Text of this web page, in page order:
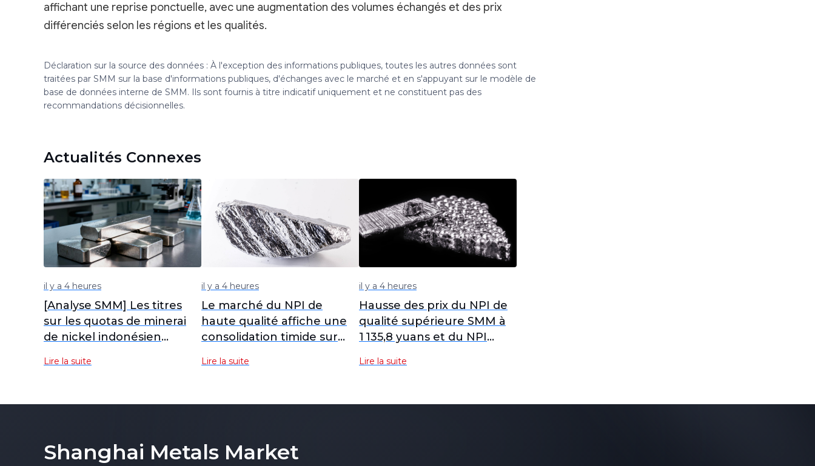
affichant une reprise ponctuelle, avec une augmentation des volumes échangés et des prix
différenciés selon les régions et les qualités.
Déclaration sur la source des données : À l'exception des informations publiques, toutes les autres données sont
traitées par SMM sur la base d'informations publiques, d'échanges avec le marché et en s'appuyant sur le modèle de
base de données interne de SMM. Ils sont fournis à titre indicatif uniquement et ne constituent pas des
recommandations décisionnelles.
Actualités Connexes
il y a 4 heures
[Analyse SMM] Les titres
sur les quotas de minerai
de nickel indonésien
l'inox chinois
Lire la suite
il y a 4 heures
Le marché du NPI de
haute qualité affiche une
consolidation timide sur
de prudence de la
Lire la suite
il y a 4 heures
Hausse des prix du NPI de
qualité supérieure SMM à
1 135,8 yuans et du NPI
dollars sur fond de
Lire la suite
Shanghai Metals Market